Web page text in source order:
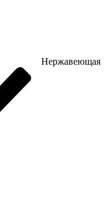
Нержавеющая